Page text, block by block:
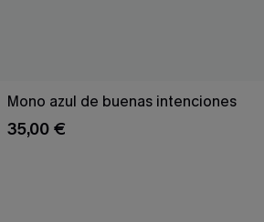
Mono azul de buenas intenciones
35,00 €